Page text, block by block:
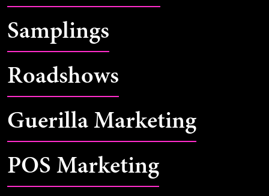
Samplings
Roadshows
Guerilla Marketing
POS Marketing